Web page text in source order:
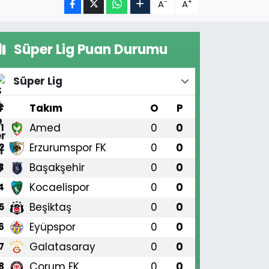
A A
Süper Lig Puan Durumu
Süper Lig
Takım O P
1 Amed 0 0
Erzurumspor FK 0 0
Başakşehir 0 0
Kocaelispor 0 0
Beşiktaş 0 0
Eyüpspor 0 0
Galatasaray 0 0